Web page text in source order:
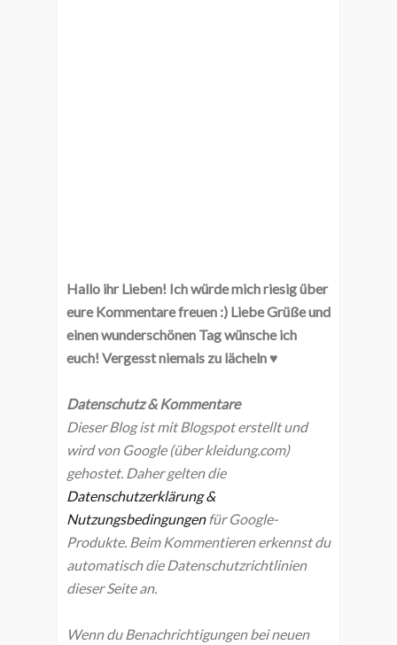
Hallo ihr Lieben! Ich würde mich riesig über
eure Kommentare freuen :) Liebe Grüße und
einen wunderschönen Tag wünsche ich
euch! Vergesst niemals zu lächeln ♥
Datenschutz & Kommentare
Dieser Blog ist mit Blogspot erstellt und
wird von Google (über kleidung.com)
gehostet. Daher gelten die
Datenschutzerklärung &
Nutzungsbedingungenfür Google-
Produkte. Beim Kommentieren erkennst du
automatisch die Datenschutzrichtlinien
dieser Seite an.
Wenn du Benachrichtigungen bei neuen